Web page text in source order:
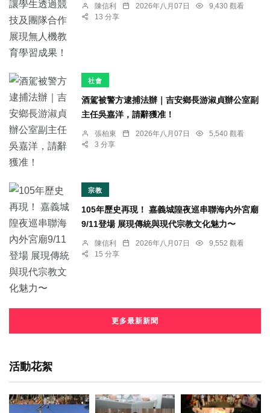
陳信利 2026年八月07日
9,430 觀看
13 分享
社會
酒駕被警方逮捕法辦｜吉安鄉長游淑貞辦公室副
主任吳嘉洋，請辭獲准！
張柏東 2026年八月07日
5,540 觀看
3 分享
宗教
105年歷史再現！ 嘉義城隍夜巡串聯海內外宮廟
9/11登場 展現傳統與現代宗教文化魅力〜
陳信利 2026年八月07日
9,552 觀看
15 分享
更多最新新聞
活動花絮